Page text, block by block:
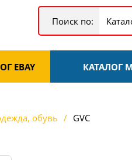
Поиск по:
EBAY КАТАЛОГ
обувь GVC